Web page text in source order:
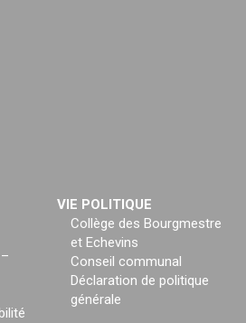
VIE POLITIQUE
Collège des Bourgmestre
et Echevins
Conseil communal
Déclaration de politique
générale